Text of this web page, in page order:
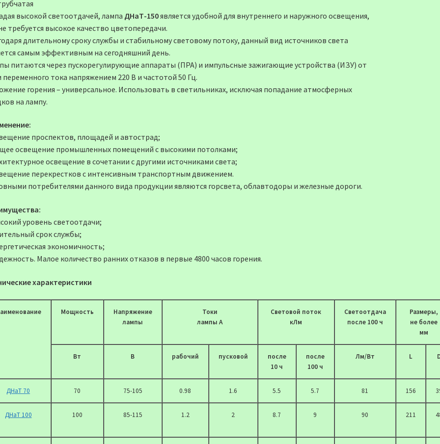
высокой светоотдачей, лампа ДНаТ-150является удобной для внутреннего и наружного освещения,
требуется высокое качество цветопередачи.
длительному сроку службы и стабильному световому потоку, данный вид источников света
самым эффективным на сегодняшний день.
питаются через пускорегулирующие аппараты (ПРА) и импульсные зажигающие устройства (ИЗУ) от
переменного тока напряжением 220 В и частотой 50 Гц.
горения – универсальное. Использовать в светильниках, исключая попадание атмосферных
на лампу.
проспектов, площадей и автострад;
освещение промышленных помещений с высокими потолками;
освещение в сочетании с другими источниками света;
перекрестков с интенсивным транспортным движением.
потребителями данного вида продукции являются горсвета, облавтодоры и железные дороги.
уровень светоотдачи;
срок службы;
экономичность;
Малое количество ранних отказов в первые 4800 часов горения.
характеристики
Мощность
Напряжение
лампы
Токи
лампы А
Cветовой поток
кЛм
Светоотдача
после 100 ч
Размеры,
не более
мм
Вт В рабочий пусковой
после
10 ч
после
100 ч
Лм/Вт L
ДНаТ 70 70 75-105 0.98 1.6 5.5 5.7 81 156
ДНаТ 100 100 85-115 1.2 2 8.7 9 90 211